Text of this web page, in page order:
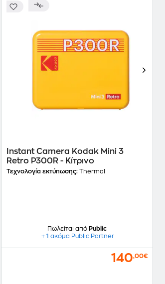
Instant Camera Kodak Mini 3
Retro P300R - Κίτρινο
Τεχνολογία εκτύπωσης:Thermal
Πωλείται από Public
+ 1 ακόμα Public Partner
140,00€